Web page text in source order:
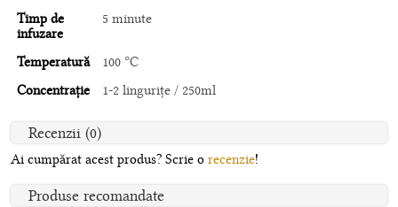
Timp de
infuzare
5 minute
Temperatură
100 °C
Concentrație
1-2 lingurițe / 250ml
Recenzii (0)
Ai cumpărat acest produs? Scrie o recenzie!
Produse recomandate